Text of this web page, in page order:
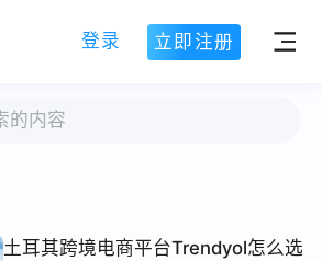
登录 立即注册
土耳其跨境电商平台Trendyol怎么选